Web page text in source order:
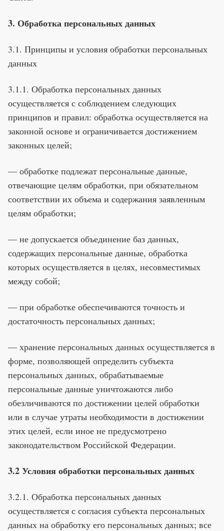
3. Обработка персональных данных
3.1. Принципы и условия обработки персональных
данных
3.1.1. Обработка персональных данных
осуществляется с соблюдением следующих
принципов и правил: обработка осуществляется на
законной основе и ограничивается достижением
законных целей;
— обработке подлежат персональные данные,
отвечающие целям обработки, при обязательном
соответствии их объема и содержания заявленным
целям обработки;
— не допускается объединение баз данных,
содержащих персональные данные, обработка
которых осуществляется в целях, несовместимых
между собой;
— при обработке обеспечиваются точность и
достаточность персональных данных;
— хранение персональных данных осуществляется в
форме, позволяющей определить субъекта
персональных данных, обрабатываемые
персональные данные уничтожаются либо
обезличиваются по достижении целей обработки
или в случае утраты необходимости в достижении
этих целей, если иное не предусмотрено
законодательством Российской Федерации.
3.2 Условия обработки персональных данных
3.2.1. Обработка персональных данных
осуществляется с согласия субъекта персональных
данных на обработку его персональных данных; все